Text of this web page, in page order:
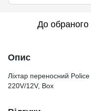
До обраного
Опис
Ліхтар переносний
220V/12V, Box